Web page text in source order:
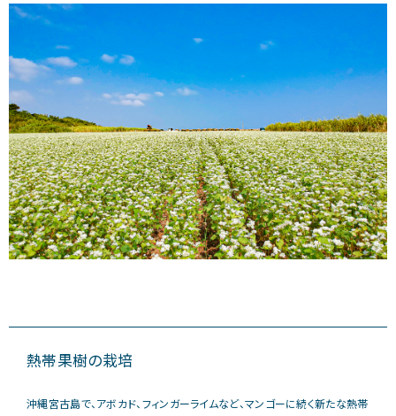
熱帯果樹の栽培
沖縄宮古島で、アボカド、フィンガーライムなど、マンゴーに続く新たな熱帯